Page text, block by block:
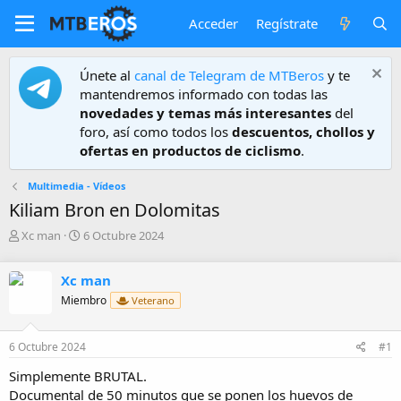
Acceder Regístrate
Únete al canal de Telegram de MTBeros y te
mantendremos informado con todas las
novedades y temas más interesantes del
foro, así como todos los descuentos, chollos y
ofertas en productos de ciclismo.
Multimedia - Vídeos
Kiliam Bron en Dolomitas
A
o
Xc man
F
h
a
e
i
i
c
6 Octubre 2024
Xc man
Miembro Veterano
6 Octubre 2024 #1
Simplemente BRUTAL.
Documental de 50 minutos que se ponen los huevos de